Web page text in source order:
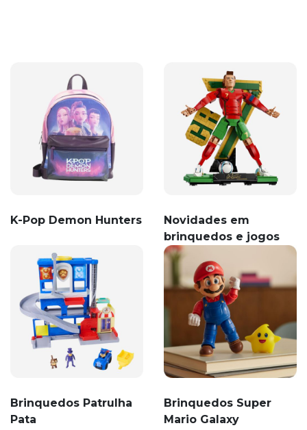
K-Pop Demon Hunters
Novidades em
brinquedos e jogos
Brinquedos Patrulha
Pata
Brinquedos Super
Mario Galaxy